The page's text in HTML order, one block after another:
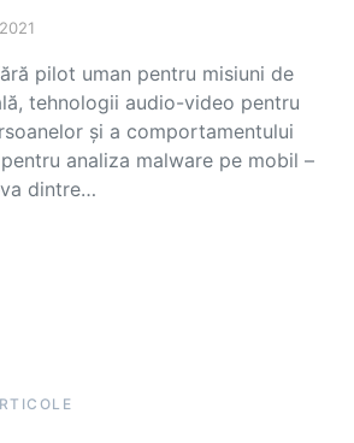
pilot uman pentru misiuni de
tehnologii audio-video pentru
și a comportamentului
analiza malware pe mobil –
dintre…